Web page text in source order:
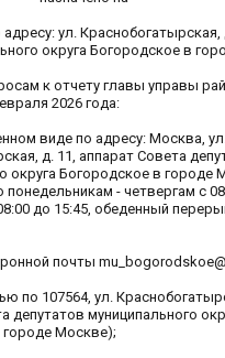
адресу: ул.
округа Богородское в
к отчету главы управы
2026 года:
виде по адресу: Москва,
д. 11, аппарат Совета
округа Богородское в городе
понедельникам - четвергам с
до 15:45, обеденный
почты
по 107564, ул.
депутатов муниципального
Москве);